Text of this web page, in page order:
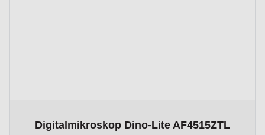
Digitalmikroskop Dino-Lite AF4515ZTL